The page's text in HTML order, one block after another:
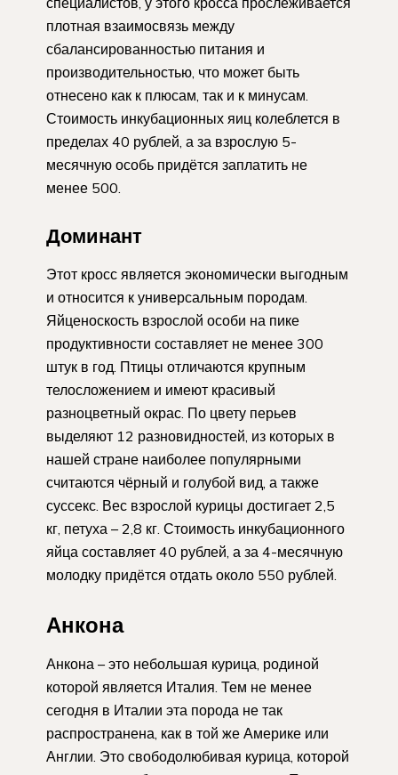
плотная взаимосвязь между
сбалансированностью питания и
производительностью, что может быть
отнесено как к плюсам, так и к минусам.
Стоимость инкубационных яиц колеблется в
пределах 40 рублей, а за взрослую 5-
месячную особь придётся заплатить не
менее 500.
Доминант
Этот кросс является экономически выгодным
и относится к универсальным породам.
Яйценоскость взрослой особи на пике
продуктивности составляет не менее 300
штук в год. Птицы отличаются крупным
телосложением и имеют красивый
разноцветный окрас. По цвету перьев
выделяют 12 разновидностей, из которых в
нашей стране наиболее популярными
считаются чёрный и голубой вид, а также
суссекс. Вес взрослой курицы достигает 2,5
кг, петуха – 2,8 кг. Стоимость инкубационного
яйца составляет 40 рублей, а за 4-месячную
молодку придётся отдать около 550 рублей.
Анкона
Анкона – это небольшая курица, родиной
которой является Италия. Тем не менее
сегодня в Италии эта порода не так
распространена, как в той же Америке или
Англии. Это свободолюбивая курица, которой